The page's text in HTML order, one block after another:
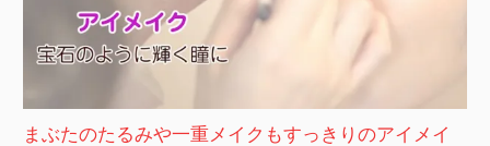
まぶたのたるみや一重メイクもすっきりのアイメイ